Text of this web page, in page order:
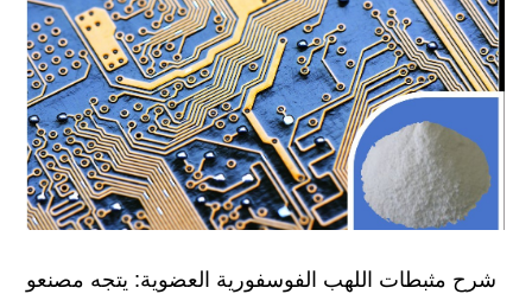
شرح مثبطات اللهب الفوسفورية العضوية: يتجه مصنعو